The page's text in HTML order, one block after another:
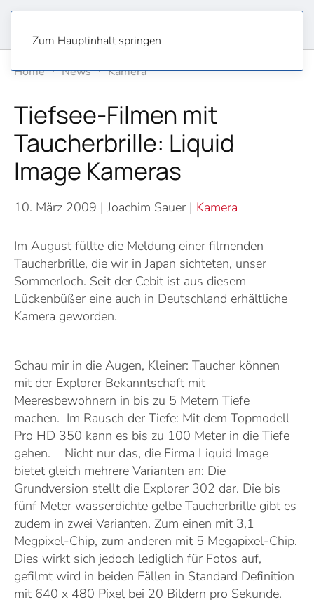
Zum Hauptinhalt springen
Home
News Kamera
Tiefsee-Filmen mit
Taucherbrille: Liquid
Image Kameras
10. März 2009 | Joachim Sauer | Kamera
Im August füllte die Meldung einer filmenden
Taucherbrille, die wir in Japan sichteten, unser
Sommerloch. Seit der Cebit ist aus diesem
Lückenbüßer eine auch in Deutschland erhältliche
Kamera geworden.
Schau mir in die Augen, Kleiner: Taucher können
mit der Explorer Bekanntschaft mit
Meeresbewohnern in bis zu 5 Metern Tiefe
machen. Im Rausch der Tiefe: Mit dem Topmodell
Pro HD 350 kann es bis zu 100 Meter in die Tiefe
gehen. Nicht nur das, die Firma Liquid Image
bietet gleich mehrere Varianten an: Die
Grundversion stellt die Explorer 302 dar. Die bis
fünf Meter wasserdichte gelbe Taucherbrille gibt es
zudem in zwei Varianten. Zum einen mit 3,1
Megpixel-Chip, zum anderen mit 5 Megapixel-Chip.
Dies wirkt sich jedoch lediglich für Fotos auf,
gefilmt wird in beiden Fällen in Standard Definition
mit 640 x 480 Pixel bei 20 Bildern pro Sekunde.